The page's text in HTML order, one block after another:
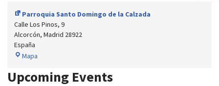
b
o
o
k
tt
er
at
sA
m
Parroquia Santo Domingo de la Calzada
Calle Los Pinos, 9
Alcorcón, Madrid 28922
España
Mapa
Upcoming Events